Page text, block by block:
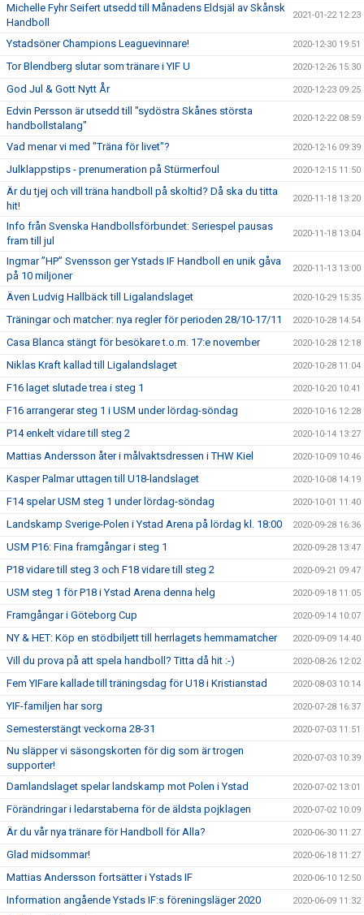
Michelle Fyhr Seifert utsedd till Månadens Eldsjäl av Skånsk
Handboll
2021-01-22 12:23
Ystadsöner Champions Leaguevinnare! 2020-12-30 19:51
Tor Blendberg slutar som tränare i YIF U 2020-12-26 15:30
God Jul & Gott Nytt År 2020-12-23 09:25
Edvin Persson är utsedd till "sydöstra Skånes största
handbollstalang"
2020-12-22 08:59
Vad menar vi med "Träna för livet"? 2020-12-16 09:39
Julklappstips - prenumeration på Stürmerfoul 2020-12-15 11:50
Är du tjej och vill träna handboll på skoltid? Då ska du titta
hit!
2020-11-18 13:20
Info från Svenska Handbollsförbundet: Seriespel pausas
fram till jul
2020-11-18 13:04
Ingmar ”HP” Svensson ger Ystads IF Handboll en unik gåva
på 10 miljoner
2020-11-13 13:00
Även Ludvig Hallbäck till Ligalandslaget 2020-10-29 15:35
Träningar och matcher: nya regler för perioden 28/10-17/11 2020-10-28 14:54
Casa Blanca stängt för besökare t.o.m. 17:e november 2020-10-28 12:18
Niklas Kraft kallad till Ligalandslaget 2020-10-28 11:04
F16 laget slutade trea i steg 1 2020-10-20 10:41
F16 arrangerar steg 1 i USM under lördag-söndag 2020-10-16 12:28
P14 enkelt vidare till steg 2 2020-10-14 13:27
Mattias Andersson åter i målvaktsdressen i THW Kiel 2020-10-09 10:46
Kasper Palmar uttagen till U18-landslaget 2020-10-08 14:19
F14 spelar USM steg 1 under lördag-söndag 2020-10-01 11:40
Landskamp Sverige-Polen i Ystad Arena på lördag kl. 18:00 2020-09-28 16:36
USM P16: Fina framgångar i steg 1 2020-09-28 13:47
P18 vidare till steg 3 och F18 vidare till steg 2 2020-09-21 09:47
USM steg 1 för P18 i Ystad Arena denna helg 2020-09-18 11:05
Framgångar i Göteborg Cup 2020-09-14 10:07
NY & HET: Köp en stödbiljett till herrlagets hemmamatcher 2020-09-09 14:40
Vill du prova på att spela handboll? Titta då hit :-) 2020-08-26 12:02
Fem YIFare kallade till träningsdag för U18 i Kristianstad 2020-08-03 10:14
YIF-familjen har sorg 2020-07-28 16:37
Semesterstängt veckorna 28-31 2020-07-03 11:51
Nu släpper vi säsongskorten för dig som är trogen
supporter!
2020-07-03 10:39
Damlandslaget spelar landskamp mot Polen i Ystad 2020-07-02 13:01
Förändringar i ledarstaberna för de äldsta pojklagen 2020-07-02 10:09
Är du vår nya tränare för Handboll för Alla? 2020-06-30 11:27
Glad midsommar! 2020-06-18 11:27
Mattias Andersson fortsätter i Ystads IF 2020-06-10 12:50
Information angående Ystads IF:s föreningsläger 2020 2020-06-09 11:32